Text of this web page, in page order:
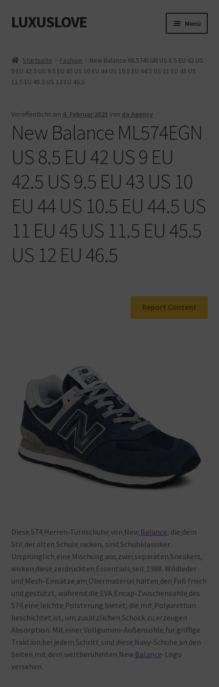
Zur
Navigation
Zum
Inhalt
LUXUSLOVE Menü
Cookie-Richtlinie (EU)
Impressum
Kasse
Mein Konto
Shop
Warenkorb
Startseite Fashion
New Balance ML574EGN US 8.5 EU 42 US
9 EU 42.5 US 9.5 EU 43 US 10 EU 44 US 10.5 EU 44.5 US 11 EU 45 US
11.5 EU 45.5 US 12 EU 46.5
Veröffentlicht am 4. Februar 2021 von da Agency
New Balance ML574EGN
US 8.5 EU 42 US 9 EU
42.5 US 9.5 EU 43 US 10
EU 44 US 10.5 EU 44.5 US
11 EU 45 US 11.5 EU 45.5
US 12 EU 46.5
Report Content
Diese 574 Herren-Turnschuhe von New Balance, die dem
Stil der alten Schule nicken, sind Schuhklassiker.
Ursprünglich eine Mischung aus zwei separaten Sneakers,
wirken diese zerdrückten Essentials seit 1988. Wildleder
und Mesh-Einsätze am Obermaterial halten den Fuß frisch
und gestützt, während die EVA Encap-Zwischensohle des
574 eine leichte Polsterung bietet, die mit Polyurethan
beschichtet ist, um zusätzlichen Schock zu erzeugen
Absorption. Mit einerVollgummi-Außensohle für griffige
Traktion bei jedem Schritt sind diese Navy-Schuhe an den
Seiten mit dem weltberühmten New Balance-Logo
versehen.